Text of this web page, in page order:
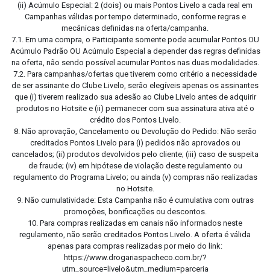
(ii) Acúmulo Especial: 2 (dois) ou mais Pontos Livelo a cada real em
Campanhas válidas por tempo determinado, conforme regras e
mecânicas definidas na oferta/campanha.
7.1. Em uma compra, o Participante somente pode acumular Pontos OU
Acúmulo Padrão OU Acúmulo Especial a depender das regras definidas
na oferta, não sendo possível acumular Pontos nas duas modalidades.
7.2. Para campanhas/ofertas que tiverem como critério a necessidade
de ser assinante do Clube Livelo, serão elegíveis apenas os assinantes
que (i) tiverem realizado sua adesão ao Clube Livelo antes de adquirir
produtos no Hotsite e (ii) permanecer com sua assinatura ativa até o
crédito dos Pontos Livelo.
8. Não aprovação, Cancelamento ou Devolução do Pedido: Não serão
creditados Pontos Livelo para (i) pedidos não aprovados ou
cancelados; (ii) produtos devolvidos pelo cliente; (iii) caso de suspeita
de fraude; (iv) em hipótese de violação deste regulamento ou
regulamento do Programa Livelo; ou ainda (v) compras não realizadas
no Hotsite.
9. Não cumulatividade: Esta Campanha não é cumulativa com outras
promoções, bonificações ou descontos.
10. Para compras realizadas em canais não informados neste
regulamento, não serão creditados Pontos Livelo. A oferta é válida
apenas para compras realizadas por meio do link:
https://www.drogariaspacheco.com.br/?
utm_source=livelo&utm_medium=parceria